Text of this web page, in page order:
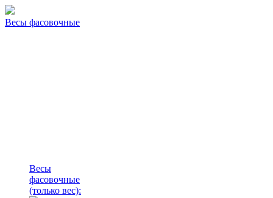
Весы фасовочные
Весы
фасовочные
(только вес):